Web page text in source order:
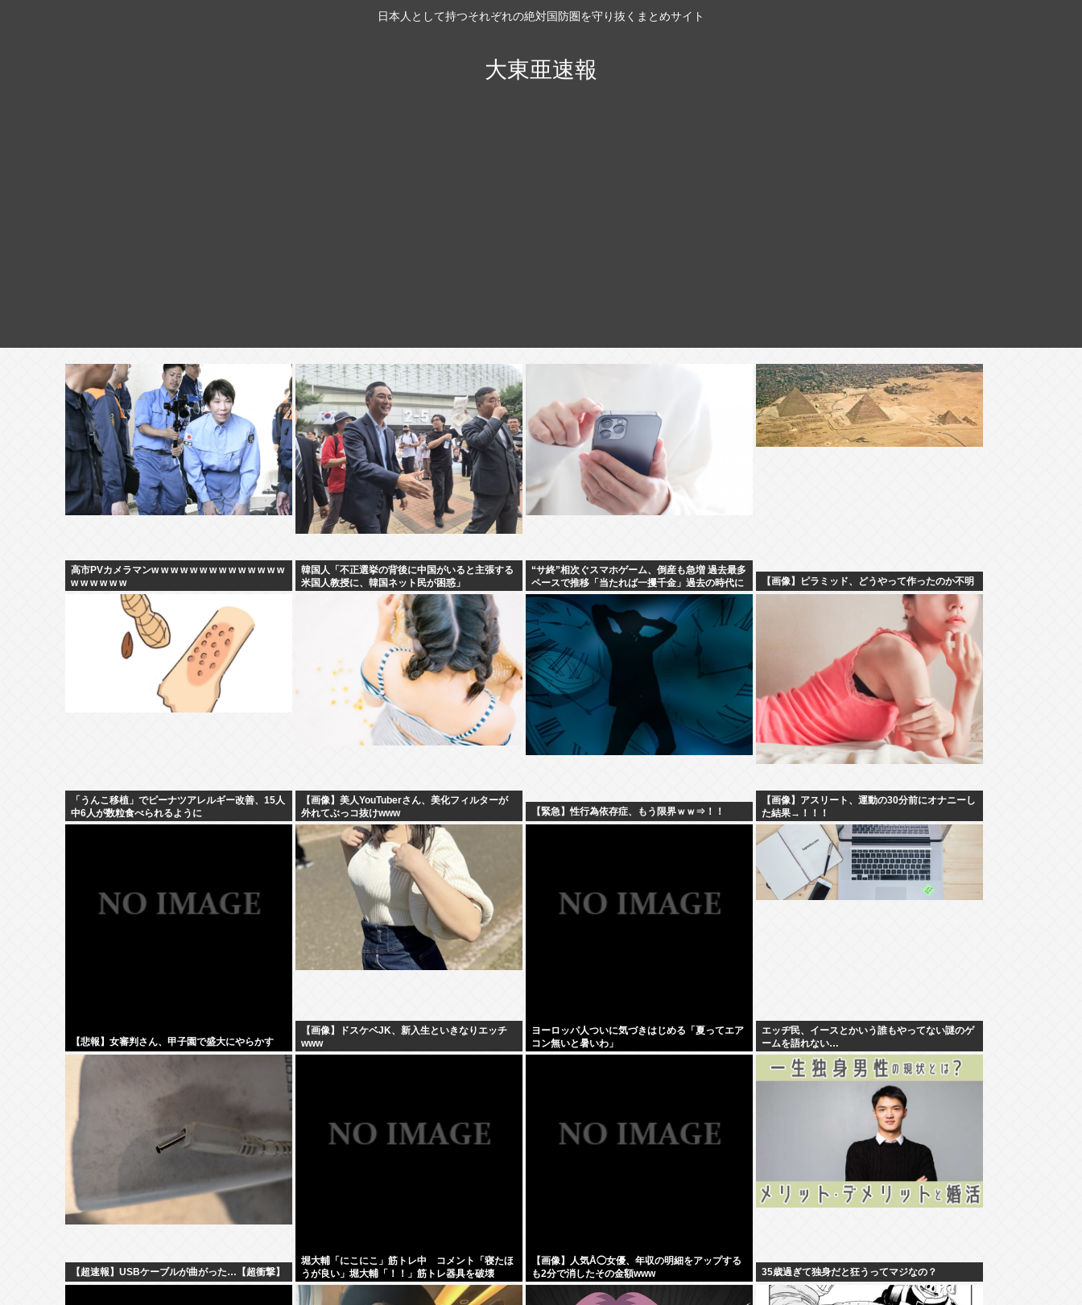
日本人として持つそれぞれの絶対国防圏を守り抜くまとめサイト
大東亜速報
高市PVカメラマンw w w w w w w w w w w w w w
w w w w w w
韓国人「不正選挙の背後に中国がいると主張する
米国人教授に、韓国ネット民が困惑」
“サ終”相次ぐスマホゲーム、倒産も急増 過去最多
ペースで推移「当たれば一攫千金」過去の時代に
【画像】ピラミッド、どうやって作ったのか不明
「うんこ移植」でピーナツアレルギー改善、15人
中6人が数粒食べられるように
【画像】美人YouTuberさん、美化フィルターが
外れてぶっコ抜けwww
【緊急】性行為依存症、もう限界ｗｗ⇒！！
【画像】アスリート、運動の30分前にオナニーし
た結果→！！！
【悲報】女審判さん、甲子園で盛大にやらかす
【画像】ドスケベJK、新入生といきなりエッチ
www
ヨーロッパ人ついに気づきはじめる「夏ってエア
コン無いと暑いわ」
エッヂ民、イースとかいう誰もやってない謎のゲ
ームを語れない…
【超速報】USBケーブルが曲がった…【超衝撃】
堀大輔「にこにこ」筋トレ中 コメント「寝たほ
うが良い」堀大輔「！！」筋トレ器具を破壊
【画像】人気Å◯女優、年収の明細をアップする
も2分で消したその金額www
35歳過ぎて独身だと狂うってマジなの？